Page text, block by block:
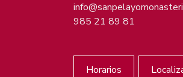
985 21 89 81
Horarios